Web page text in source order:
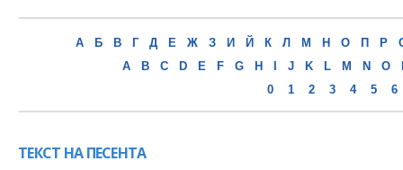
А Б В Г Д Е Ж З И Й К Л М Н О П Р
A
B C D E F G H J K L M N O
0
1 2 3 4 5 6
ТЕКСТ НА ПЕСЕНТА